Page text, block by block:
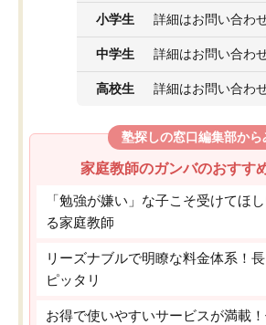
小学生 詳細はお問い合わ
中学生 詳細はお問い合わ
高校生 詳細はお問い合わ
塾探しの窓口編集部から
家庭教師のガンバのおすす
「勉強が嫌い」な子こそ受けてほ
る家庭教師
リーズナブルで明瞭な料金体系！
ピッタリ
お得で使いやすいサービスが満載